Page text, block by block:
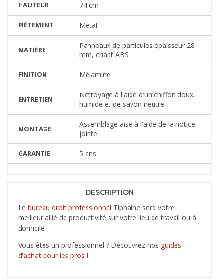
HAUTEUR 74 cm
PIÉTEMENT Métal
MATIÈRE
Panneaux de particules épaisseur 28
mm, chant ABS
FINITION Mélamine
ENTRETIEN
Nettoyage à l'aide d'un chiffon doux,
humide et de savon neutre
MONTAGE
Assemblage aisé à l'aide de la notice
jointe
GARANTIE 5 ans
DESCRIPTION
Le bureau droit professionnel Tiphaine sera votre
meilleur allié de productivité sur votre lieu de travail ou à
domicile.
Vous êtes un professionnel ? Découvrez nos guides
d'achat pour les pros !